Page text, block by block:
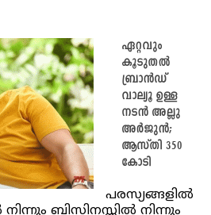
ഏറ്റവും
കൂടുതൽ
ബ്രാൻഡ്
വാല്യൂ ഉള്ള
നടൻ അല്ലു
അർജുൻ;
ആസ്തി 350
കോടി
പരസ്യങ്ങളിൽ
ബിസിനസ്സിൽ നിന്നും